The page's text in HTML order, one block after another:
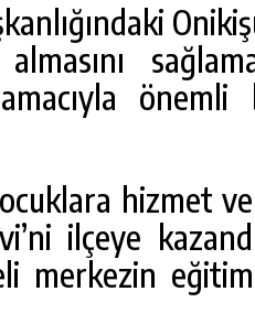
amacıyla
hizmet
ilçeye
merkezin